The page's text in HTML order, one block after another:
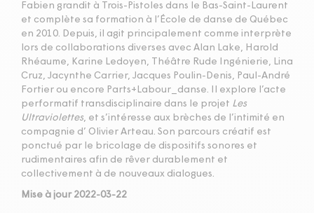
Fabien grandit à Trois-Pistoles dans le Bas-Saint-Laurent
et complète sa formation à l’École de danse de Québec
en 2010. Depuis, il agit principalement comme interprète
lors de collaborations diverses avec Alan Lake, Harold
Rhéaume, Karine Ledoyen, Théâtre Rude Ingénierie, Lina
Cruz, Jacynthe Carrier, Jacques Poulin-Denis, Paul-André
Fortier ou encore Parts+Labour_danse. Il explore l’acte
performatif transdisciplinaire dans le projet Les
Ultraviolettes, et s’intéresse aux brèches de l’intimité en
compagnie d’ Olivier Arteau. Son parcours créatif est
ponctué par le bricolage de dispositifs sonores et
rudimentaires afin de rêver durablement et
collectivement à de nouveaux dialogues.
Mise à jour 2022-03-22